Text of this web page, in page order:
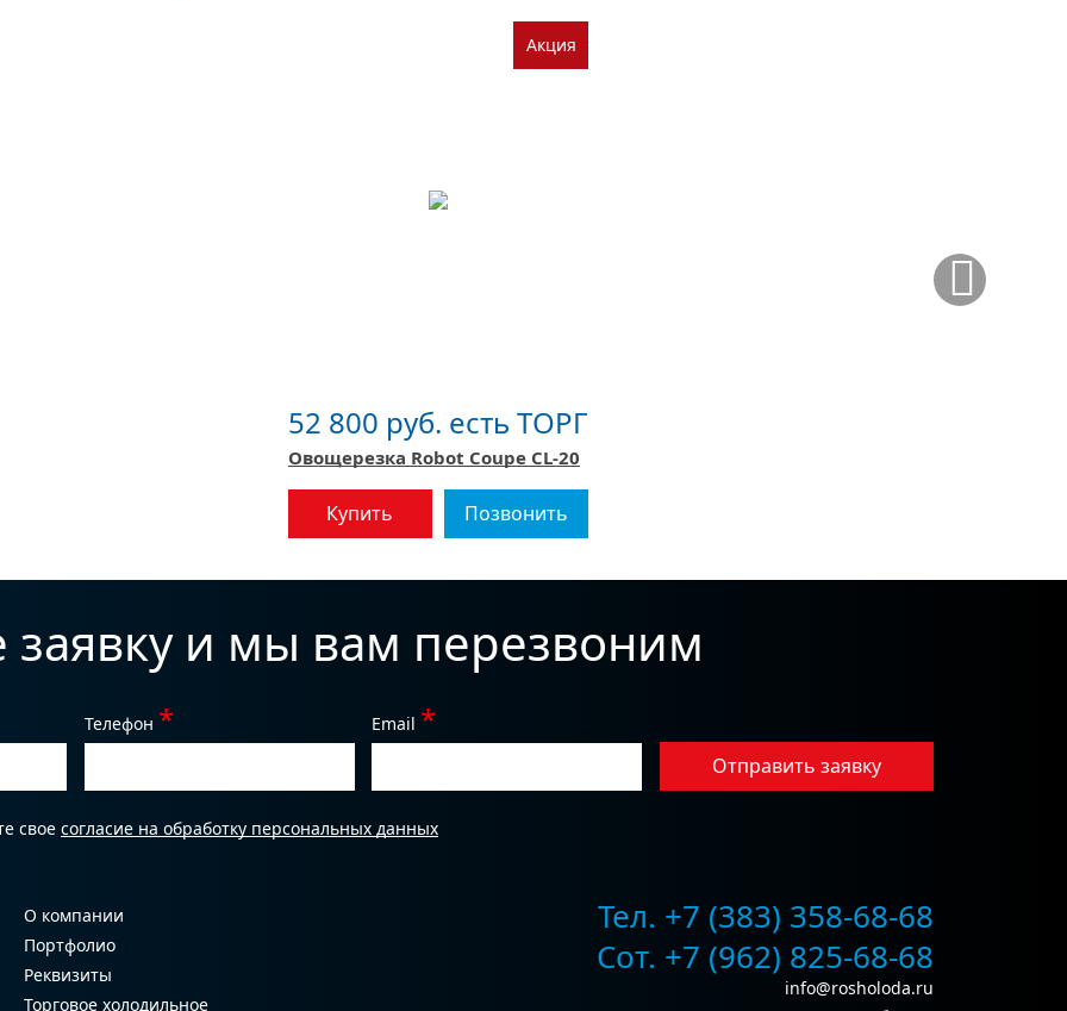
Акция
52 800 руб. есть ТОРГ
Овощерезка Robot Coupe CL-20
Купить Позвонить
заявку и мы вам перезвоним
Телефон * Email *
Отправить заявку
свое согласие на обработку персональных данных
О компании
Портфолио
Реквизиты
Торговое холодильное
Тел. +7 (383) 358-68-68
Сот. +7 (962) 825-68-68
info@rosholoda.ru